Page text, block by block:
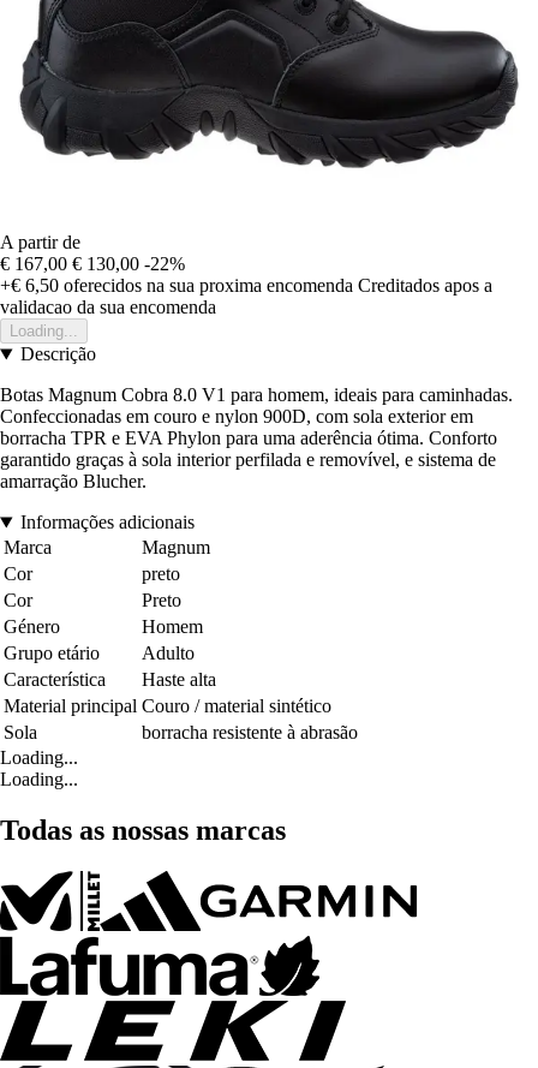
A partir de
€ 167,00 € 130,00 -22%
+€ 6,50 oferecidos na sua proxima encomenda Creditados apos a
validacao da sua encomenda
Loading...
Descrição
Botas Magnum Cobra 8.0 V1 para homem, ideais para caminhadas.
Confeccionadas em couro e nylon 900D, com sola exterior em
borracha TPR e EVA Phylon para uma aderência ótima. Conforto
garantido graças à sola interior perfilada e removível, e sistema de
amarração Blucher.
Informações adicionais
Marca
Magnum
Cor
preto
Cor
Preto
Género
Homem
Grupo etário
Adulto
Característica
Haste alta
Material principal Couro / material sintético
Sola
borracha resistente à abrasão
Loading...
Loading...
Todas as nossas marcas